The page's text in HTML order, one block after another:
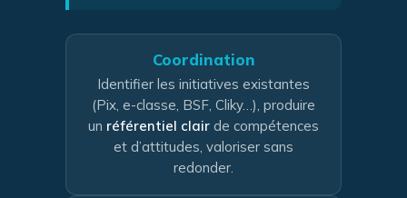
Coordination
Identifier les initiatives existantes
(Pix, e-classe, BSF, Cliky…), produire
un référentiel clair de compétences
et d’attitudes, valoriser sans
redonder.